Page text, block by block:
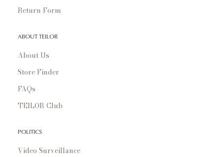
Return Form
ABOUT TEILOR
About Us
Store Finder
FAQs
TEILOR Club
POLITICS
Video Surveillance